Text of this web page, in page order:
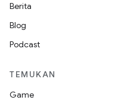
Berita
Blog
Podcast
TEMUKAN
Game